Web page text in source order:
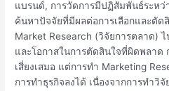
แบรนด์, การวัดการมีปฏิสัมพันธ์ระห
ค้นหาปัจจัยที่มีผลต่อการเลือกและตัด
Market Research (วิจัยการตลาด) ไ
และโอกาสในการตัดสินใจที่ผิดพลาด
เสี่ยงเสมอ แต่การทำ Marketing
การทำธุรกิจลงได้ เนื่องจากการทำวิ